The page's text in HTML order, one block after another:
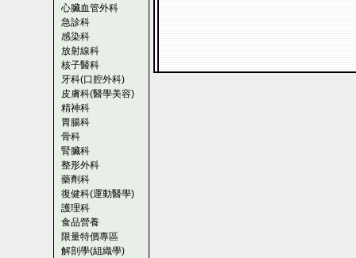
心臟血管外科
急診科
感染科
放射線科
核子醫科
牙科(口腔外科)
皮膚科(醫學美容)
精神科
胃腸科
骨科
腎臟科
整形外科
藥劑科
復健科(運動醫學)
護理科
食品營養
限量特價專區
解剖學(組織學)